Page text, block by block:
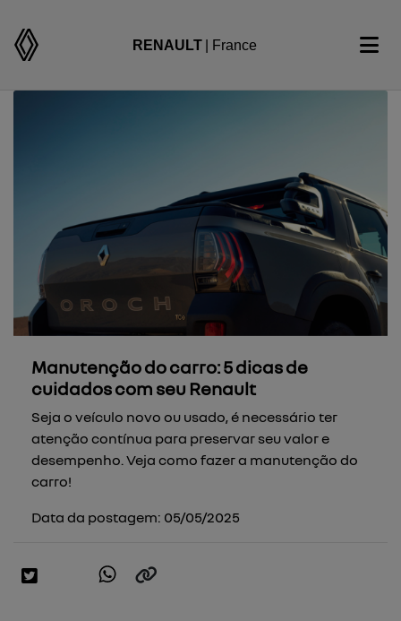
RENAULT | France
Manutenção do carro: 5 dicas de
cuidados com seu Renault
Seja o veículo novo ou usado, é necessário ter
atenção contínua para preservar seu valor e
desempenho. Veja como fazer a manutenção do
carro!
Data da postagem: 05/05/2025